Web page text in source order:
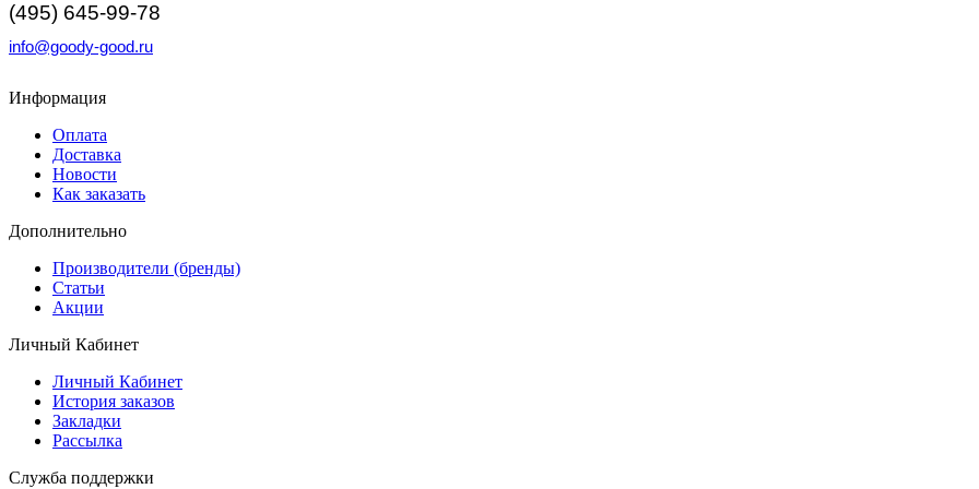
(495) 645-99-78
info@goody-good.ru
Информация
Оплата
Доставка
Новости
Как заказать
Дополнительно
Производители (бренды)
Статьи
Акции
Личный Кабинет
Личный Кабинет
История заказов
Закладки
Рассылка
Служба поддержки